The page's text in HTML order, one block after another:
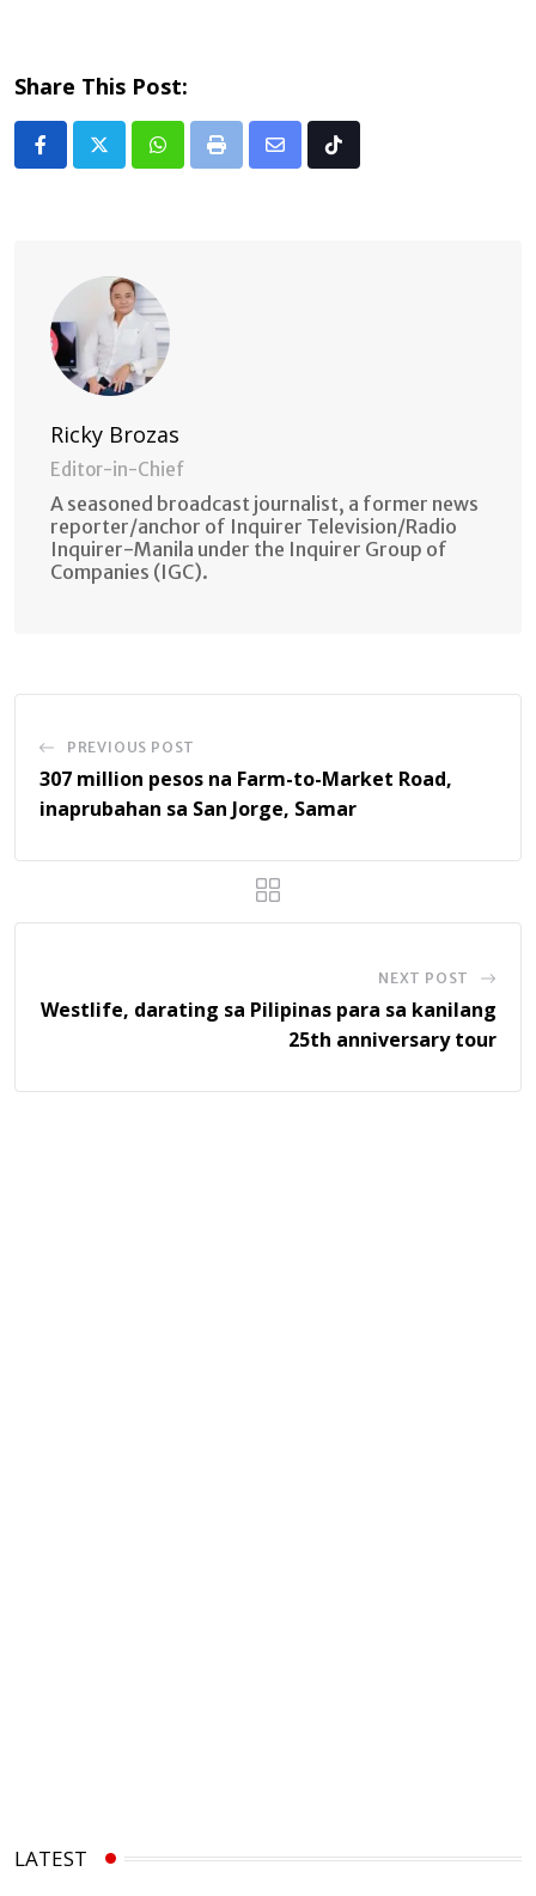
Share This Post:
Whatsapp
Print
Share Tiktok
Ricky Brozas
Editor-in-Chief
A seasoned broadcast journalist, a former news
reporter/anchor of Inquirer Television/Radio
Inquirer-Manila under the Inquirer Group of
Companies (IGC).
PREVIOUS POST
307 million pesos na Farm-to-Market Road,
inaprubahan sa San Jorge, Samar
NEXT POST
Westlife, darating sa Pilipinas para sa kanilang
25th anniversary tour
LATEST